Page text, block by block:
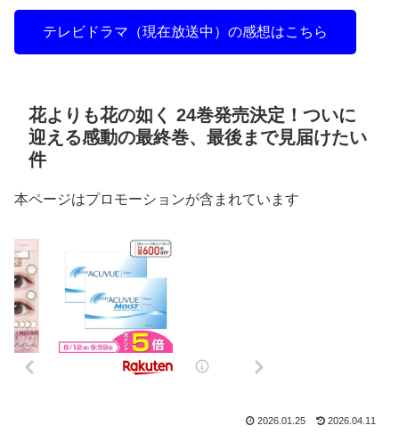
テレビドラマ（現在放送中）の感想はこちら
花よりも花の如く 24巻発売決定！ついに
迎える感動の最終巻、最後まで見届けたい
件
本ページはプロモーションが含まれています
2026.01.25 2026.04.11